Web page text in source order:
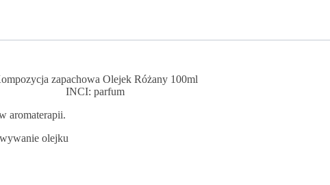
zapachowa Olejek Różany 100ml
INCI: parfum
aromaterapii.
olejku